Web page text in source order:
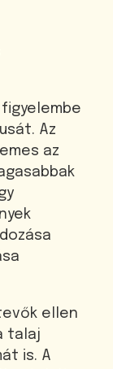
Az
az
ellen
talaj
is. A